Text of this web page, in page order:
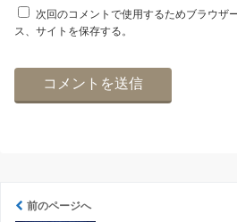
次回のコメントで使用するためブラウザ
ス、サイトを保存する。
前のページへ